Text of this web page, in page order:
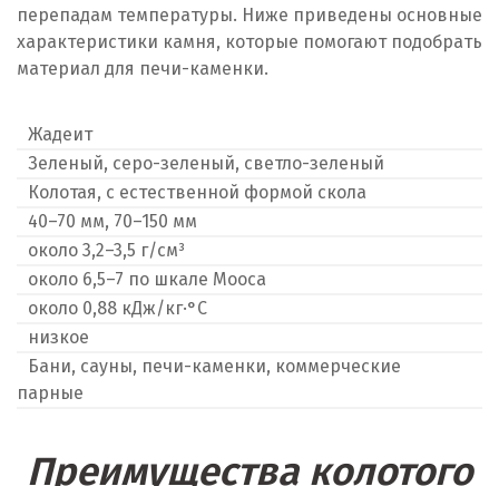
перепадам температуры. Ниже приведены основные
характеристики камня, которые помогают подобрать
материал для печи-каменки.
Жадеит
Зеленый, серо-зеленый, светло-зеленый
Колотая, с естественной формой скола
40–70 мм, 70–150 мм
около 3,2–3,5 г/см³
около 6,5–7 по шкале Мооса
около 0,88 кДж/кг·°C
низкое
Бани, сауны, печи-каменки, коммерческие
парные
Преимущества колотого